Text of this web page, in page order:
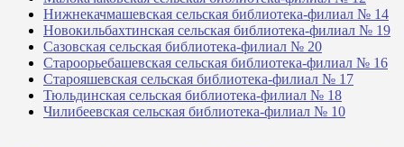
Нижнекачмашевская сельская библиотека-филиал № 14
Новокильбахтинская сельская библиотека-филиал № 19
Сазовская сельская библиотека-филиал № 20
Староорьебашевская сельская библиотека-филиал № 16
Старояшевская сельская библиотека-филиал № 17
Тюльдинская сельская библиотека-филиал № 18
Чилибеевская сельская библиотека-филиал № 10